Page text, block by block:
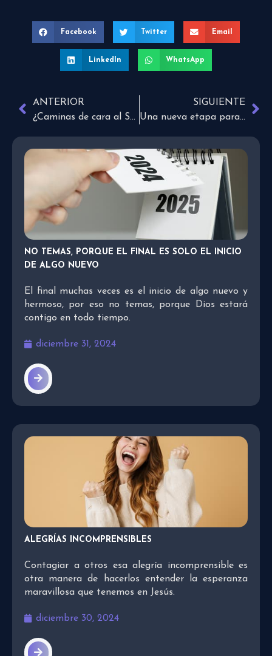
Facebook Twitter Email
LinkedIn WhatsApp
ANTERIOR
¿Caminas de cara al Sol de Justicia?
SIGUIENTE
Una nueva etapa para CVCLAVOZ 2025
NO TEMAS, PORQUE EL FINAL ES SOLO EL INICIO
DE ALGO NUEVO
El final muchas veces es el inicio de algo nuevo y
hermoso, por eso no temas, porque Dios estará
contigo en todo tiempo.
diciembre 31, 2024
ALEGRÍAS INCOMPRENSIBLES
Contagiar a otros esa alegría incomprensible es
otra manera de hacerlos entender la esperanza
maravillosa que tenemos en Jesús.
diciembre 30, 2024